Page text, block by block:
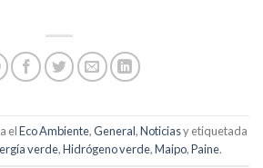
elEco Ambiente,General,Noticiasy etiquetada
verde,Hidrógeno verde,Maipo,Paine.